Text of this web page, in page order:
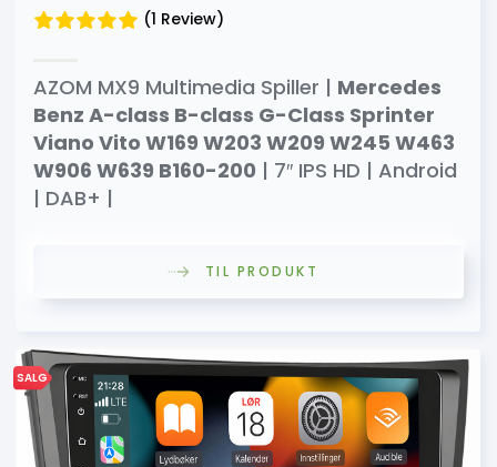
(1 Review)
AZOM MX9 Multimedia Spiller | Mercedes
Benz A-class B-class G-Class Sprinter
Viano Vito W169 W203 W209 W245 W463
W906 W639 B160-200 | 7″ IPS HD | Android
| DAB+ |
TIL PRODUKT
SALG